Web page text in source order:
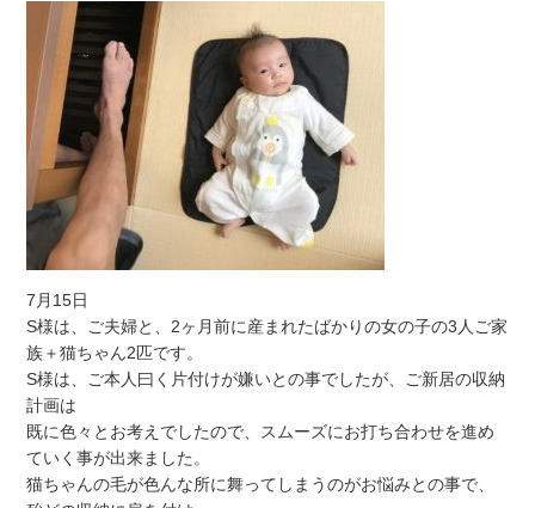
7月15日
S様は、ご夫婦と、2ヶ月前に産まれたばかりの女の子の3人ご家
族＋猫ちゃん2匹です。
S様は、ご本人曰く片付けが嫌いとの事でしたが、ご新居の収納
計画は
既に色々とお考えでしたので、スムーズにお打ち合わせを進め
ていく事が出来ました。
猫ちゃんの毛が色んな所に舞ってしまうのがお悩みとの事で、